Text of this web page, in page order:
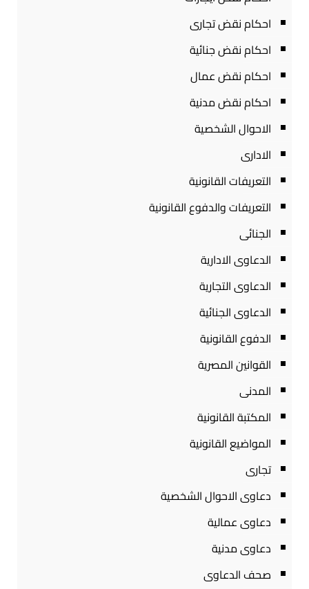
احكام نقض تجارى
احكام نقض جنائية
احكام نقض عمال
احكام نقض مدنية
الاحوال الشخصية
الادارى
التعريفات القانونية
التعريفات والدفوع القانونية
الجنائى
الدعاوى الادارية
الدعاوى التجارية
الدعاوى الجنائية
الدفوع القانونية
القوانين المصرية
المدنى
المكتبة القانونية
المواضيع القانونية
تجارى
دعاوى الاحوال الشخصية
دعاوى عمالية
دعاوى مدنية
صحف الدعاوى